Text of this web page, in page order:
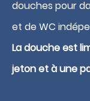
douches pour
et de WC
La douche est
jeton et à une